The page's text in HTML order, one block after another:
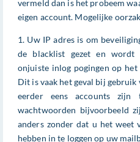
vermeld dan is het probeem
eigen account. Mogelijke
1. Uw IP adres is om
de blacklist gezet en wordt
onjuiste inlog pogingen op
Dit is vaak het geval bij
eerder eens accounts zijn
wachtwoorden bijvoorbeeld
anders zonder dat u het weet
hebben in te loggen op uw